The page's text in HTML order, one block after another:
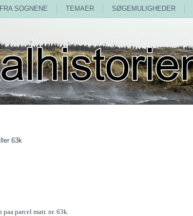
FRA SOGNENE TEMAER SØGEMULIGHEDER
63k
parcel matr. nr. 63k.